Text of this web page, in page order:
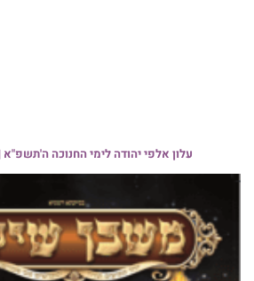
עלון אלפי יהודה לימי החנוכה ה'תשפ"א |